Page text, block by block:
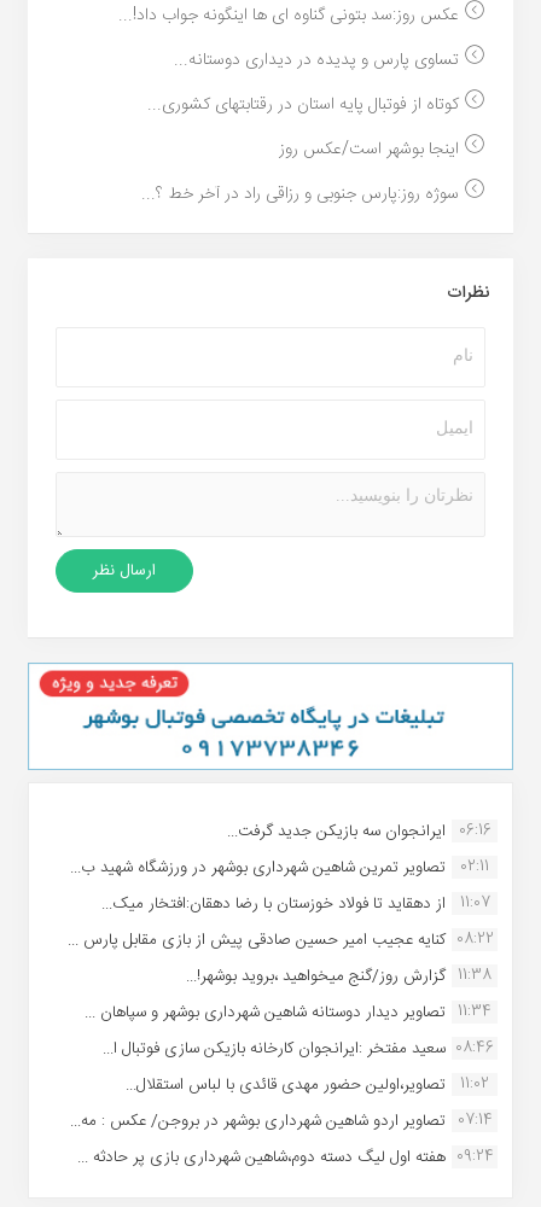
عکس روز:سد بتونی گناوه ای ها اینگونه جواب داد!...
تساوی پارس و پدیده در دیداری دوستانه...
کوتاه از فوتبال پایه استان در رقتابتهای کشوری...
اینجا بوشهر است/عکس روز
سوژه روز:پارس جنوبی و رزاقی راد در آخر خط ؟...
نظرات
06:16 ایرانجوان سه بازیکن جدید گرفت...
02:11
تصاویر تمرین شاهین شهردارى بوشهر در ورزشگاه شهید ب...
11:07
از دهقاید تا فولاد خوزستان با رضا دهقان:افتخار میک...
08:22 کنایه عجیب امیر حسین صادقی پیش از بازی مقابل پارس ...
11:38 گزارش روز/گنج میخواهید ،بروید بوشهر!...
11:34 تصاویر دیدار دوستانه شاهین شهردارى بوشهر و سپاهان ...
08:46 سعید مفتخر :ایرانجوان کارخانه بازیکن سازی فوتبال ا...
11:02
تصاویر،اولین حضور مهدی قائدی با لباس استقلال...
07:14 تصاویر اردو شاهین شهرداری بوشهر در بروجن/ عکس : مه...
09:24 هفته اول لیگ دسته دوم،شاهین شهرداری بازی پر حادثه ...